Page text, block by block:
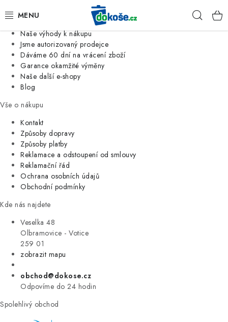
Jsme tradiční česká firma
Naše výhody k nákupu
Jsme autorizovaný prodejce
Dáváme 60 dní na vrácení zboží
Garance okamžité výměny
Naše další e-shopy
Blog
Vše o nákupu
Kontakt
Způsoby dopravy
Způsoby platby
Reklamace a odstoupení od smlouvy
Reklamační řád
Ochrana osobních údajů
Obchodní podmínky
Kde nás najdete
Veselka 48
Olbramovice - Votice
259 01
zobrazit mapu
obchod@dokose.cz
Odpovíme do 24 hodin
Spolehlivý obchod
KOŠE
SÁČKY
KUCHYNĚ
ORGANIZACE
DOMÁCNOST
ÚKLID
VÝPRODEJ
ZNAČKY
Úvod Kontakt Blog
Moje objednávka